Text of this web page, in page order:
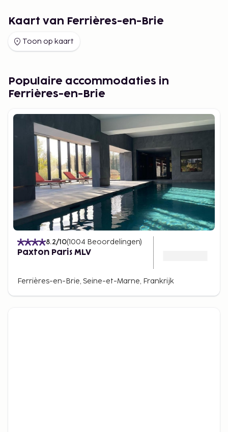
Kaart van Ferrières-en-Brie
Toon op kaart
Populaire accommodaties in
Ferrières-en-Brie
8.2/10(1004 Beoordelingen)
Paxton Paris MLV
Ferrières-en-Brie, Seine-et-Marne, Frankrijk